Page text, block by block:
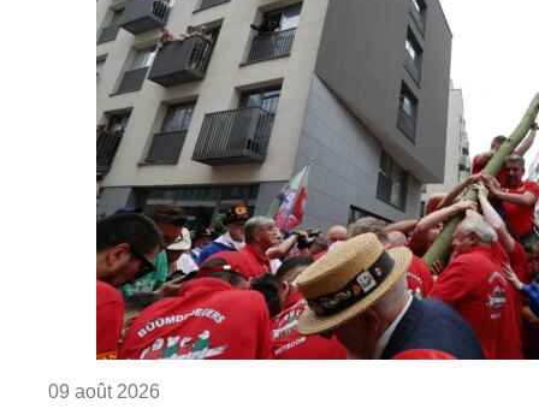
09 août 2026